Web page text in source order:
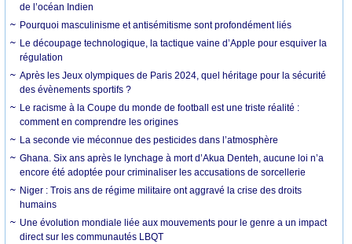
de l’océan Indien
Pourquoi masculinisme et antisémitisme sont profondément liés
Le découpage technologique, la tactique vaine d’Apple pour esquiver la
régulation
Après les Jeux olympiques de Paris 2024, quel héritage pour la sécurité
des évènements sportifs ?
Le racisme à la Coupe du monde de football est une triste réalité :
comment en comprendre les origines
La seconde vie méconnue des pesticides dans l’atmosphère
Ghana. Six ans après le lynchage à mort d’Akua Denteh, aucune loi n’a
encore été adoptée pour criminaliser les accusations de sorcellerie
Niger : Trois ans de régime militaire ont aggravé la crise des droits
humains
Une évolution mondiale liée aux mouvements pour le genre a un impact
direct sur les communautés LBQT